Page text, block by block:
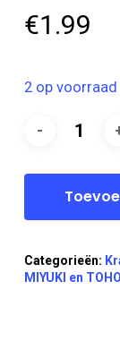
€1.99
2 op voorraad
Categorieën:
MIYUKI en